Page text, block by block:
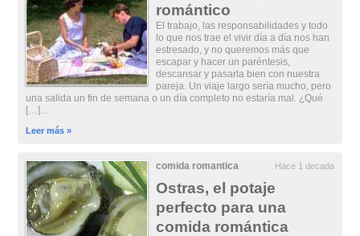
romántico
El trabajo, las responsabilidades y todo
lo que nos trae el vivir día a día nos han
estresado, y no queremos más que
escapar y hacer un paréntesis,
descansar y pasarla bien con nuestra
pareja. Un viaje largo sería mucho, pero
una salida un fin de semana o un día completo no estaría mal. ¿Qué
[…]...
Leer más »
comida romantica Hace 1 decada
Ostras, el potaje
perfecto para una
comida romántica